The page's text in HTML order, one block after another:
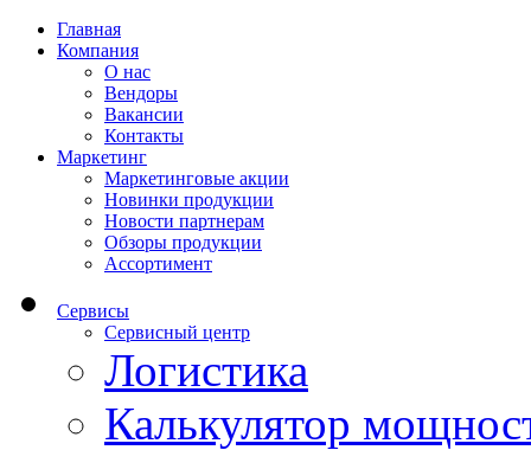
Главная
Компания
О нас
Вендоры
Вакансии
Контакты
Маркетинг
Маркетинговые акции
Новинки продукции
Новости партнерам
Обзоры продукции
Ассортимент
Сервисы
Сервисный центр
Логистика
Калькулятор